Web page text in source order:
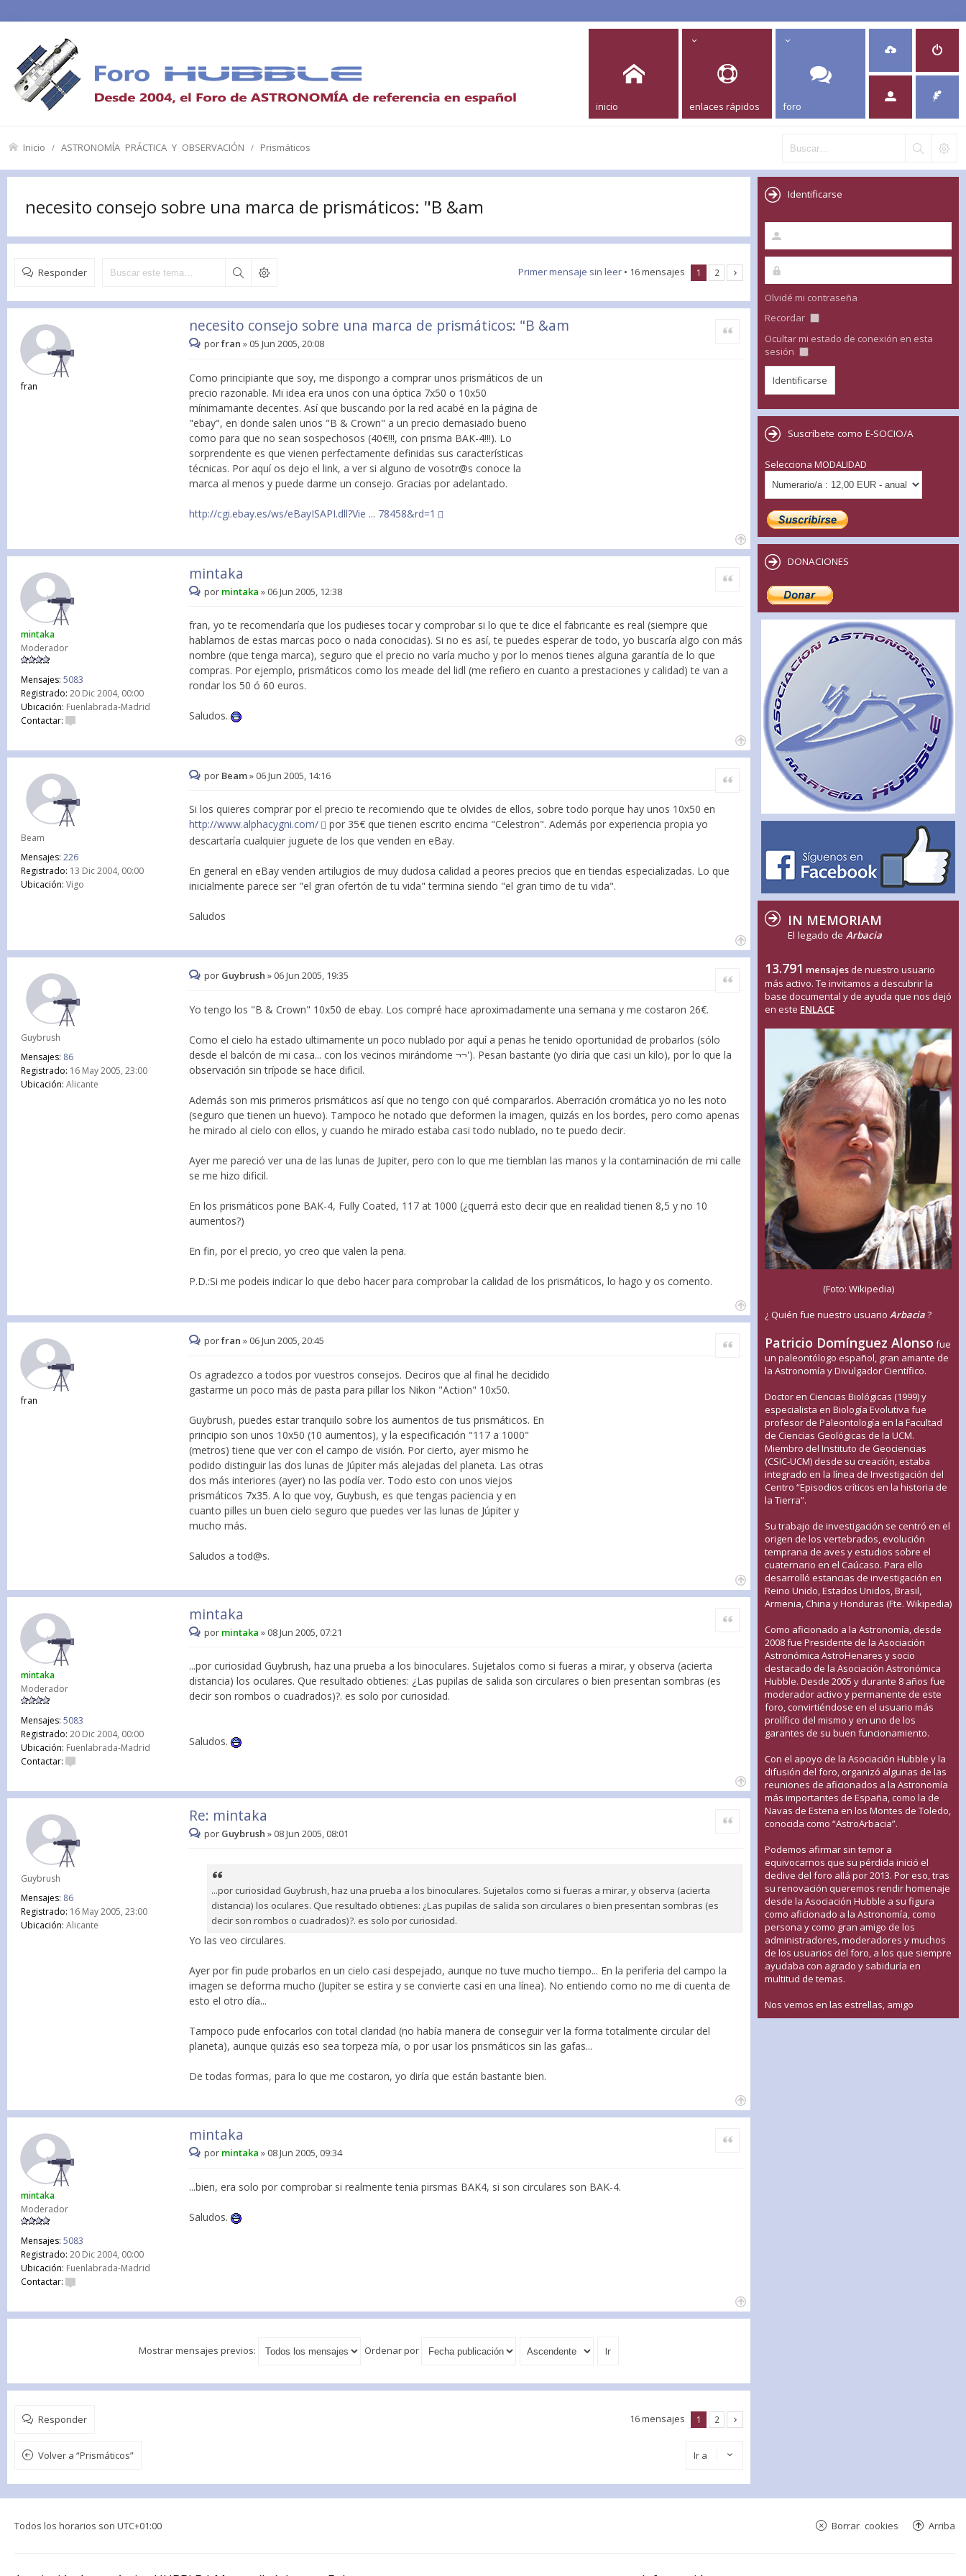
inicio enlaces rápidos foro
Inicio ASTRONOMÍA PRÁCTICA Y OBSERVACIÓN Prismáticos
necesito consejo sobre una marca de prismáticos: "B &am
Responder Primer mensaje sin leer • 16 mensajes 1 2
fran
necesito consejo sobre una marca de prismáticos: "B &am Citar
porfran »05 Jun 2005, 20:08
Como principiante que soy, me dispongo a comprar unos prismáticos de un
precio razonable. Mi idea era unos con una óptica 7x50 o 10x50
mínimamante decentes. Así que buscando por la red acabé en la página de
"ebay", en donde salen unos "B & Crown" a un precio demasiado bueno
como para que no sean sospechosos (40€!!!, con prisma BAK-4!!!). Lo
sorprendente es que vienen perfectamente definidas sus características
técnicas. Por aquí os dejo el link, a ver si alguno de vosotr@s conoce la
marca al menos y puede darme un consejo. Gracias por adelantado.
http://cgi.ebay.es/ws/eBayISAPI.dll?Vie ... 78458&rd=1
mintaka
Moderador
Mensajes: 5083
Registrado: 20 Dic 2004, 00:00
Ubicación: Fuenlabrada-Madrid
Contactar:
mintaka Citar
por mintaka »06 Jun 2005, 12:38
fran, yo te recomendaría que los pudieses tocar y comprobar si lo que te dice el fabricante es real (siempre que
hablamos de estas marcas poco o nada conocidas). Si no es así, te puedes esperar de todo, yo buscaría algo con más
nombre (que tenga marca), seguro que el precio no varía mucho y por lo menos tienes alguna garantía de lo que
compras. Por ejemplo, prismáticos como los meade del lidl (me refiero en cuanto a prestaciones y calidad) te van a
rondar los 50 ó 60 euros.
Saludos.
Beam
Mensajes: 226
Registrado: 13 Dic 2004, 00:00
Ubicación: Vigo
Citar
por Beam»06 Jun 2005, 14:16
Si los quieres comprar por el precio te recomiendo que te olvides de ellos, sobre todo porque hay unos 10x50 en
http://www.alphacygni.com/
por 35€ que tienen escrito encima "Celestron". Además por experiencia propia yo
descartaría cualquier juguete de los que venden en eBay.
En general en eBay venden artilugios de muy dudosa calidad a peores precios que en tiendas especializadas. Lo que
inicialmente parece ser "el gran ofertón de tu vida" termina siendo "el gran timo de tu vida".
Saludos
Guybrush
Mensajes: 86
Registrado: 16 May 2005, 23:00
Ubicación: Alicante
Citar
por Guybrush »06 Jun 2005, 19:35
Yo tengo los "B & Crown" 10x50 de ebay. Los compré hace aproximadamente una semana y me costaron 26€.
Como el cielo ha estado ultimamente un poco nublado por aquí a penas he tenido oportunidad de probarlos (sólo
desde el balcón de mi casa... con los vecinos mirándome ¬¬'). Pesan bastante (yo diría que casi un kilo), por lo que la
observación sin trípode se hace dificil.
Además son mis primeros prismáticos así que no tengo con qué compararlos. Aberración cromática yo no les noto
(seguro que tienen un huevo). Tampoco he notado que deformen la imagen, quizás en los bordes, pero como apenas
he mirado al cielo con ellos, y cuando he mirado estaba casi todo nublado, no te puedo decir.
Ayer me pareció ver una de las lunas de Jupiter, pero con lo que me tiemblan las manos y la contaminación de mi calle
se me hizo dificil.
En los prismáticos pone BAK-4, Fully Coated, 117 at 1000 (¿querrá esto decir que en realidad tienen 8,5 y no 10
aumentos?)
En fin, por el precio, yo creo que valen la pena.
P.D.:Si me podeis indicar lo que debo hacer para comprobar la calidad de los prismáticos, lo hago y os comento.
fran
Citar
porfran »06 Jun 2005, 20:45
Os agradezco a todos por vuestros consejos. Deciros que al final he decidido
gastarme un poco más de pasta para pillar los Nikon "Action" 10x50.
Guybrush, puedes estar tranquilo sobre los aumentos de tus prismáticos. En
principio son unos 10x50 (10 aumentos), y la especificación "117 a 1000"
(metros) tiene que ver con el campo de visión. Por cierto, ayer mismo he
podido distinguir las dos lunas de Júpiter más alejadas del planeta. Las otras
dos más interiores (ayer) no las podía ver. Todo esto con unos viejos
prismáticos 7x35. A lo que voy, Guybush, es que tengas paciencia y en
cuanto pilles un buen cielo seguro que puedes ver las lunas de Júpiter y
mucho más.
Saludos a tod@s.
mintaka
Moderador
Mensajes: 5083
Registrado: 20 Dic 2004, 00:00
Ubicación: Fuenlabrada-Madrid
Contactar:
mintaka Citar
por mintaka »08 Jun 2005, 07:21
...por curiosidad Guybrush, haz una prueba a los binoculares. Sujetalos como si fueras a mirar, y observa (acierta
distancia) los oculares. Que resultado obtienes: ¿Las pupilas de salida son circulares o bien presentan sombras (es
decir son rombos o cuadrados)?. es solo por curiosidad.
Saludos.
Guybrush
Mensajes: 86
Registrado: 16 May 2005, 23:00
Ubicación: Alicante
Re: mintaka Citar
por Guybrush »08 Jun 2005, 08:01
...por curiosidad Guybrush, haz una prueba a los binoculares. Sujetalos como si fueras a mirar, y observa (acierta
distancia) los oculares. Que resultado obtienes: ¿Las pupilas de salida son circulares o bien presentan sombras (es
decir son rombos o cuadrados)?. es solo por curiosidad.
Yo las veo circulares.
Ayer por fin pude probarlos en un cielo casi despejado, aunque no tuve mucho tiempo... En la periferia del campo la
imagen se deforma mucho (Jupiter se estira y se convierte casi en una línea). No entiendo como no me di cuenta de
esto el otro día...
Tampoco pude enfocarlos con total claridad (no había manera de conseguir ver la forma totalmente circular del
planeta), aunque quizás eso sea torpeza mía, o por usar los prismáticos sin las gafas...
De todas formas, para lo que me costaron, yo diría que están bastante bien.
mintaka
Moderador
Mensajes: 5083
Registrado: 20 Dic 2004, 00:00
Ubicación: Fuenlabrada-Madrid
Contactar:
mintaka Citar
por mintaka »08 Jun 2005, 09:34
...bien, era solo por comprobar si realmente tenia pirsmas BAK4, si son circulares son BAK-4.
Saludos.
Mostrar mensajes previos: Ordenar por
Responder 16 mensajes 1 2
Volver a “Prismáticos” Ir a
Identificarse
Olvidé mi contraseña
Recordar
Ocultar mi estado de conexión en esta
sesión
Suscríbete como E-SOCIO/A
Selecciona MODALIDAD
DONACIONES
IN MEMORIAM
El legado de Arbacia
13.791 mensajes de nuestro usuario
más activo. Te invitamos a descubrir la
base documental y de ayuda que nos dejó
en este ENLACE
(Foto: Wikipedia)
¿ Quién fue nuestro usuario Arbacia?
Patricio Domínguez Alonso fue
un paleontólogo español, gran amante de
la Astronomía y Divulgador Científico.
Doctor en Ciencias Biológicas (1999) y
especialista en Biología Evolutiva fue
profesor de Paleontología en la Facultad
de Ciencias Geológicas de la UCM.
Miembro del Instituto de Geociencias
(CSIC-UCM) desde su creación, estaba
integrado en la línea de Investigación del
Centro “Episodios críticos en la historia de
la Tierra”.
Su trabajo de investigación se centró en el
origen de los vertebrados, evolución
temprana de aves y estudios sobre el
cuaternario en el Caúcaso. Para ello
desarrolló estancias de investigación en
Reino Unido, Estados Unidos, Brasil,
Armenia, China y Honduras (Fte. Wikipedia)
Como aficionado a la Astronomía, desde
2008 fue Presidente de la Asociación
Astronómica AstroHenares y socio
destacado de la Asociación Astronómica
Hubble. Desde 2005 y durante 8 años fue
moderador activo y permanente de este
foro, convirtiéndose en el usuario más
prolífico del mismo y en uno de los
garantes de su buen funcionamiento.
Con el apoyo de la Asociación Hubble y la
difusión del foro, organizó algunas de las
reuniones de aficionados a la Astronomía
más importantes de España, como la de
Navas de Estena en los Montes de Toledo,
conocida como “AstroArbacia”.
Podemos afirmar sin temor a
equivocarnos que su pérdida inició el
declive del foro allá por 2013. Por eso, tras
su renovación queremos rendir homenaje
desde la Asociación Hubble a su figura
como aficionado a la Astronomía, como
persona y como gran amigo de los
administradores, moderadores y muchos
de los usuarios del foro, a los que siempre
ayudaba con agrado y sabiduría en
multitud de temas.
Nos vemos en las estrellas, amigo
Todos los horarios son UTC+01:00 Arriba
Borrar cookies